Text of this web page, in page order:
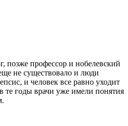
позже профессор и нобелевский
не существовало и люди
и человек все равно уходит
годы врачи уже имели понятия